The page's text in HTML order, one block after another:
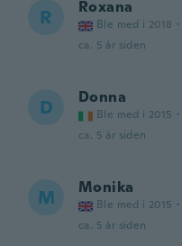
R Roxana
Ble med i 2018 ·
ca. 5 år siden
D Donna
Ble med i 2015 ·
ca. 5 år siden
M Monika
Ble med i 2015 ·
ca. 5 år siden